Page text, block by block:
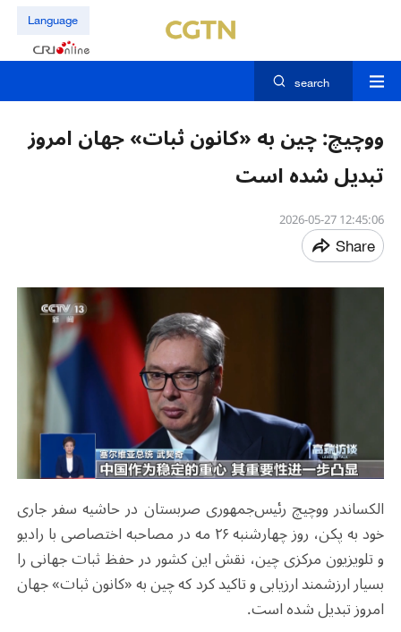
Language
search
ووچیچ: چین به «کانون ثبات» جهان امروز
تبدیل شده است
12:45:06 2026-05-27
Share
الکساندر ووچیچ رئیس‌جمهوری صربستان در حاشیه سفر جاری
خود به پکن، روز چهارشنبه ۲۶ مه در مصاحبه اختصاصی با رادیو
و تلویزیون مرکزی چین، نقش این کشور در حفظ ثبات جهانی را
بسیار ارزشمند ارزیابی و تاکید کرد که چین به «کانون ثبات» جهان
امروز تبدیل شده است.